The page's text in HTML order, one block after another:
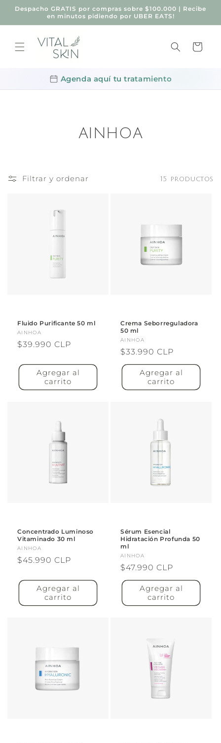
directamente
al contenido
Despacho GRATIS por compras sobre $100.000 | Recibe
en minutos pidiendo por UBER EATS!
Carrito
Agenda aquí tu tratamiento
AINHOA
Filtrar y ordenar 15 productos
Fluido Purificante 50 ml
Proveedor:
AINHOA
Precio
$39.990 CLP
Agregar al
carrito
Crema Seborreguladora
50 ml
Proveedor:
AINHOA
Precio
habitual
$33.990 CLP
Agregar al
carrito
Concentrado Luminoso
Vitaminado 30 ml
Proveedor:
AINHOA
Precio
$45.990 CLP
Agregar al
carrito
Sérum Esencial
Hidratación Profunda 50
ml
Proveedor:
AINHOA
Precio
habitual
$47.990 CLP
Agregar al
carrito